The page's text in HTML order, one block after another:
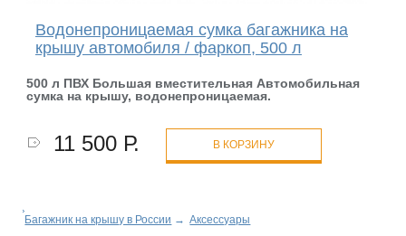
Водонепроницаемая сумка багажника на
крышу автомобиля / фаркоп, 500 л
500 л ПВХ Большая вместительная Автомобильная
сумка на крышу, водонепроницаемая.
11 500 Р. В КОРЗИНУ
Багажник на крышу в России → Аксессуары